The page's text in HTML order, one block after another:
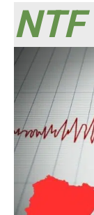
NTF